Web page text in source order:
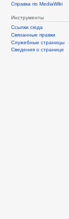
Справка по MediaWiki
Инструменты
Ссылки сюда
Связанные правки
Служебные страницы
Сведения о странице